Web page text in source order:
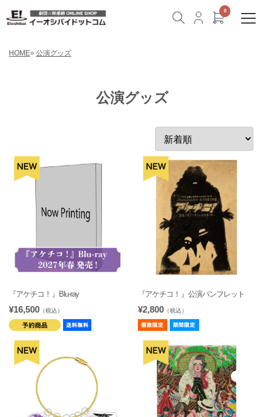
HOME» 公演グッズ
公演グッズ
『アケチコ！』Blu-ray
¥16,500 （税込）
『アケチコ！』公演パンフレット
¥2,800 （税込）